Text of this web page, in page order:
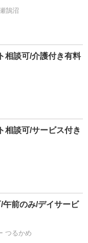
鵠沼
相談可/介護付き有料
相談可/サービス付き
午前のみ/デイサービ
つるかめ